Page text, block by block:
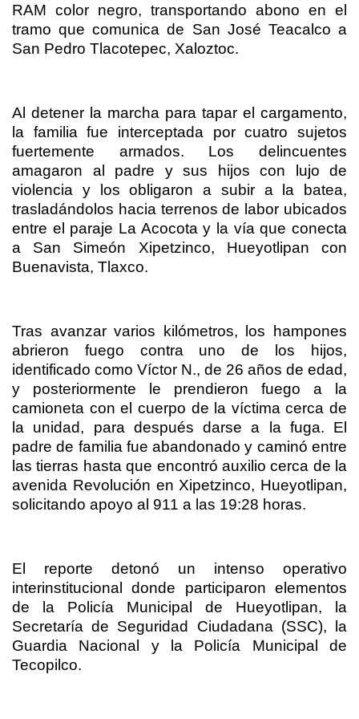
RAM color negro, transportando abono en el
tramo que comunica de San José Teacalco a
San Pedro Tlacotepec, Xaloztoc.
Al detener la marcha para tapar el cargamento,
la familia fue interceptada por cuatro sujetos
fuertemente armados. Los delincuentes
amagaron al padre y sus hijos con lujo de
violencia y los obligaron a subir a la batea,
trasladándolos hacia terrenos de labor ubicados
entre el paraje La Acocota y la vía que conecta
a San Simeón Xipetzinco, Hueyotlipan con
Buenavista, Tlaxco.
Tras avanzar varios kilómetros, los hampones
abrieron fuego contra uno de los hijos,
identificado como Víctor N., de 26 años de edad,
y posteriormente le prendieron fuego a la
camioneta con el cuerpo de la víctima cerca de
la unidad, para después darse a la fuga. El
padre de familia fue abandonado y caminó entre
las tierras hasta que encontró auxilio cerca de la
avenida Revolución en Xipetzinco, Hueyotlipan,
solicitando apoyo al 911 a las 19:28 horas.
El reporte detonó un intenso operativo
interinstitucional donde participaron elementos
de la Policía Municipal de Hueyotlipan, la
Secretaría de Seguridad Ciudadana (SSC), la
Guardia Nacional y la Policía Municipal de
Tecopilco.